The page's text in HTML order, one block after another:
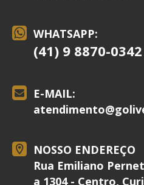
WHATSAPP:
(41) 9 8870-0342
E-MAIL:
atendimento@
NOSSO ENDEREÇO
Rua Emiliano
a 1304 - Centro,